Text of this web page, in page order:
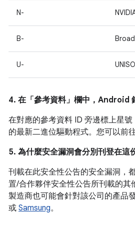
N-
B-
U-
4. 在「參考資料」 欄中，Android
在對應的參考資料 ID 旁邊標上星
的最新二進位驅動程式。您可以前
5. 為什麼安全漏洞會分別刊登在這
刊載在此安全性公告的安全漏洞，
置/合作夥伴安全性公告所刊載的
製造商也可能會針對該公司的產品
或 Samsung。